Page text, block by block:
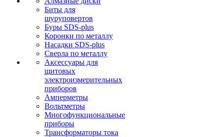
Биты для
шуруповертов
Буры SDS-plus
Коронки по металлу
Насадки SDS-plus
Сверла по металлу
Аксессуары для
щитовых
электроизмерительных
приборов
Амперметры
Вольтметры
Многофункциональные
приборы
Трансформаторы тока